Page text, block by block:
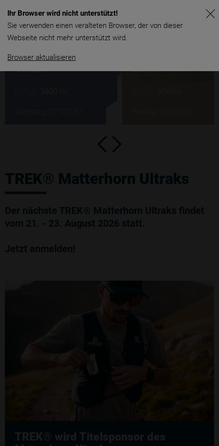
21 – 23/08/2026
SKY
49km 26km
TREK® Matterhorn Ultraks
Der nächste TREK® Matterhorn Ultraks findet
vom 21. - 23. August 2026 statt.
Jetzt anmelden!
TREK® wird Titelsponsor des
Ihr Browser wird nicht unterstützt!
Sie verwenden einen veralteten Browser, der von dieser
Webseite nicht mehr unterstützt wird.
Browser aktualisieren